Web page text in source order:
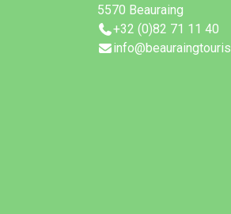
5570 Beauraing
+32 (0)82 71 11 40